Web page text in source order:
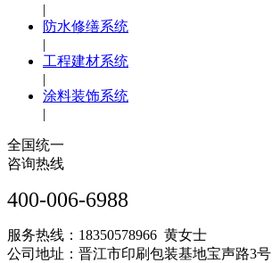
|
防水修缮系统
|
工程建材系统
|
涂料装饰系统
|
全国统一
咨询热线
400-006-6988
服务热线：18350578966 黄女士
公司地址：晋江市印刷包装基地宝声路3号